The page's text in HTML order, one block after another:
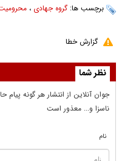
برچسب ها: گروه جهادی ،
گزارش خطا
نظر شما
جوان آنلاين از انتشار هر گونه
ناسزا و... معذور است
نام